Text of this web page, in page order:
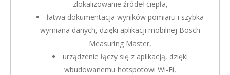
zlokalizowanie źródeł ciepła,
łatwa dokumentacja wyników pomiaru i szybka
wymiana danych, dzięki aplikacji mobilnej Bosch
Measuring Master,
urządzenie łączy się z aplikacją, dzięki
wbudowanemu hotspotowi Wi-Fi,